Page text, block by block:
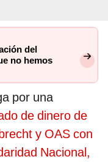
del
no hemos
por una
de dinero de
y OAS con
Nacional,